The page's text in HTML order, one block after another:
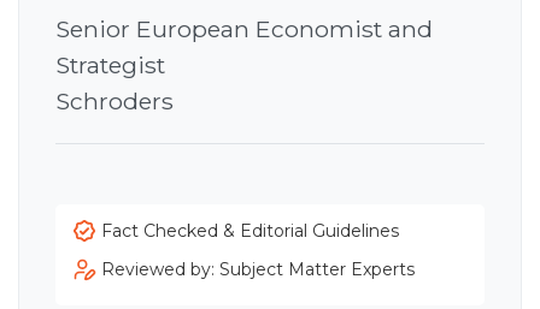
Senior European Economist and
Strategist
Schroders
Fact Checked & Editorial Guidelines
Reviewed by: Subject Matter Experts